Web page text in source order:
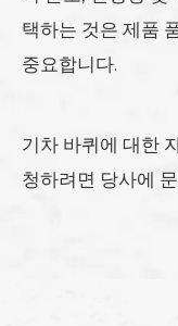
택하는 것은 제품
중요합니다.
기차 바퀴에 대한
청하려면 당사에